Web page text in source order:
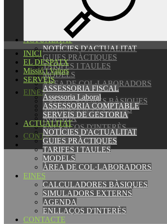
INICI
EL DESPATX
Missió i Valors
SERVEIS
ASSESSORIA FISCAL
Assessoria Laboral
ASSESSORIA COMPTABLE
SERVEIS DE GESTORIA
ACTUALITAT
NOTÍCIES D'ACTUALITAT
GUIES PRÀCTIQUES
TARIFES I TAULES
MODELS
ÀREA DE COL·LABORADORS
EINES
CALCULADORES BÀSIQUES
SIMULADORS EXTERNS
AGENDA
ENLLAÇOS D'INTERÈS
CONTACTE
ASSESSORIA FISCAL
Assessoria Laboral
ASSESSORIA COMPTABLE
SERVEIS DE GESTORIA
ACTUALITAT
NOTÍCIES D'ACTUALITAT
GUIES PRÀCTIQUES
TARIFES I TAULES
MODELS
ÀREA DE COL·LABORADORS
EINES
CALCULADORES BÀSIQUES
SIMULADORS EXTERNS
AGENDA
ENLLAÇOS D'INTERÈS
CONTACTE